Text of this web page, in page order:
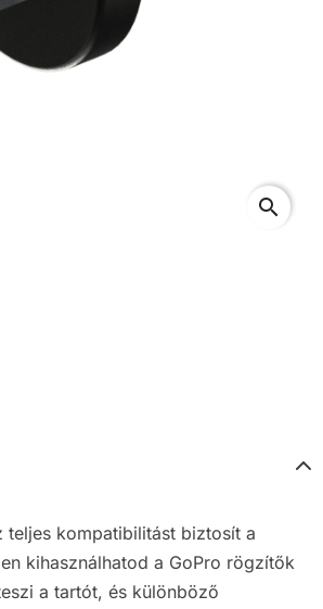
kompatibilitást biztosít a
kihasználhatod a GoPro rögzítők
a tartót, és különböző